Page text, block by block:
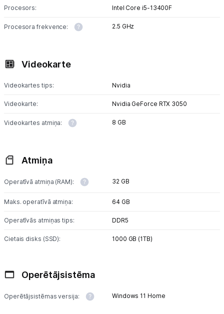
Ražotāju atjaunota tehnika
Vēlmju saraksts
Piegāde un apmaksa
Uzņēmumiem
Kontakti
Procesors: Intel Core i5-13400F
Procesora frekvence: 2.5 GHz
Videokarte
Videokartes tips: Nvidia
Videokarte: Nvidia GeForce RTX 3050
Videokartes atmiņa: 8 GB
Atmiņa
Operatīvā atmiņa (RAM): 32 GB
Maks. operatīvā atmiņa: 64 GB
Operatīvās atmiņas tips: DDR5
Cietais disks (SSD): 1000 GB (1TB)
Operētājsistēma
Operētājsistēmas versija: Windows 11 Home